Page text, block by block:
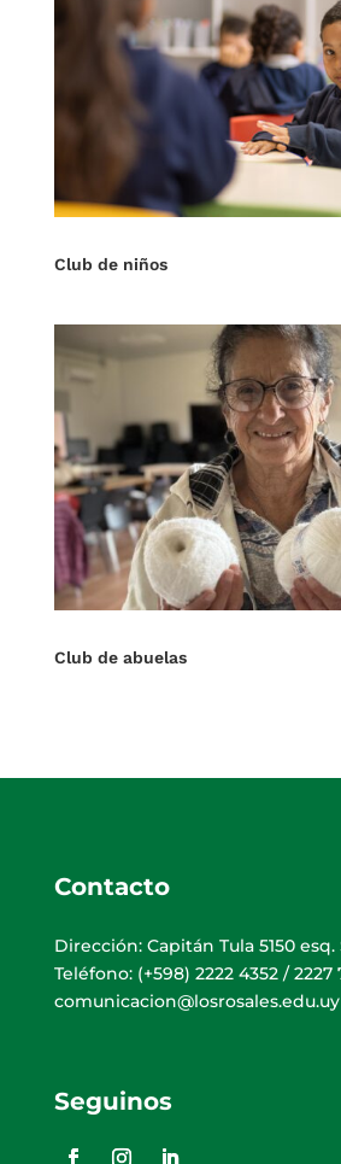
Club de niños
Club de abuelas
Contacto
Dirección: Capitán Tula 5150
Teléfono: (+598) 2222 4352 / 2227
comunicacion@losrosales.edu.uy
Seguinos